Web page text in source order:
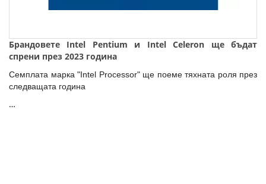
Брандовете Intel Pentium и Intel Celeron ще бъдaт
спрени през 2023 година
Семплата марка "Intel Processor" ще поеме тяхната роля през
следващата година
…